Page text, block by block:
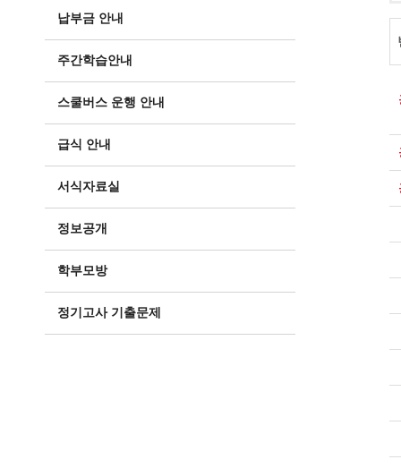
납부금 안내
주간학습안내
스쿨버스 운행 안내
급식 안내
서식자료실
정보공개
학부모방
정기고사 기출문제